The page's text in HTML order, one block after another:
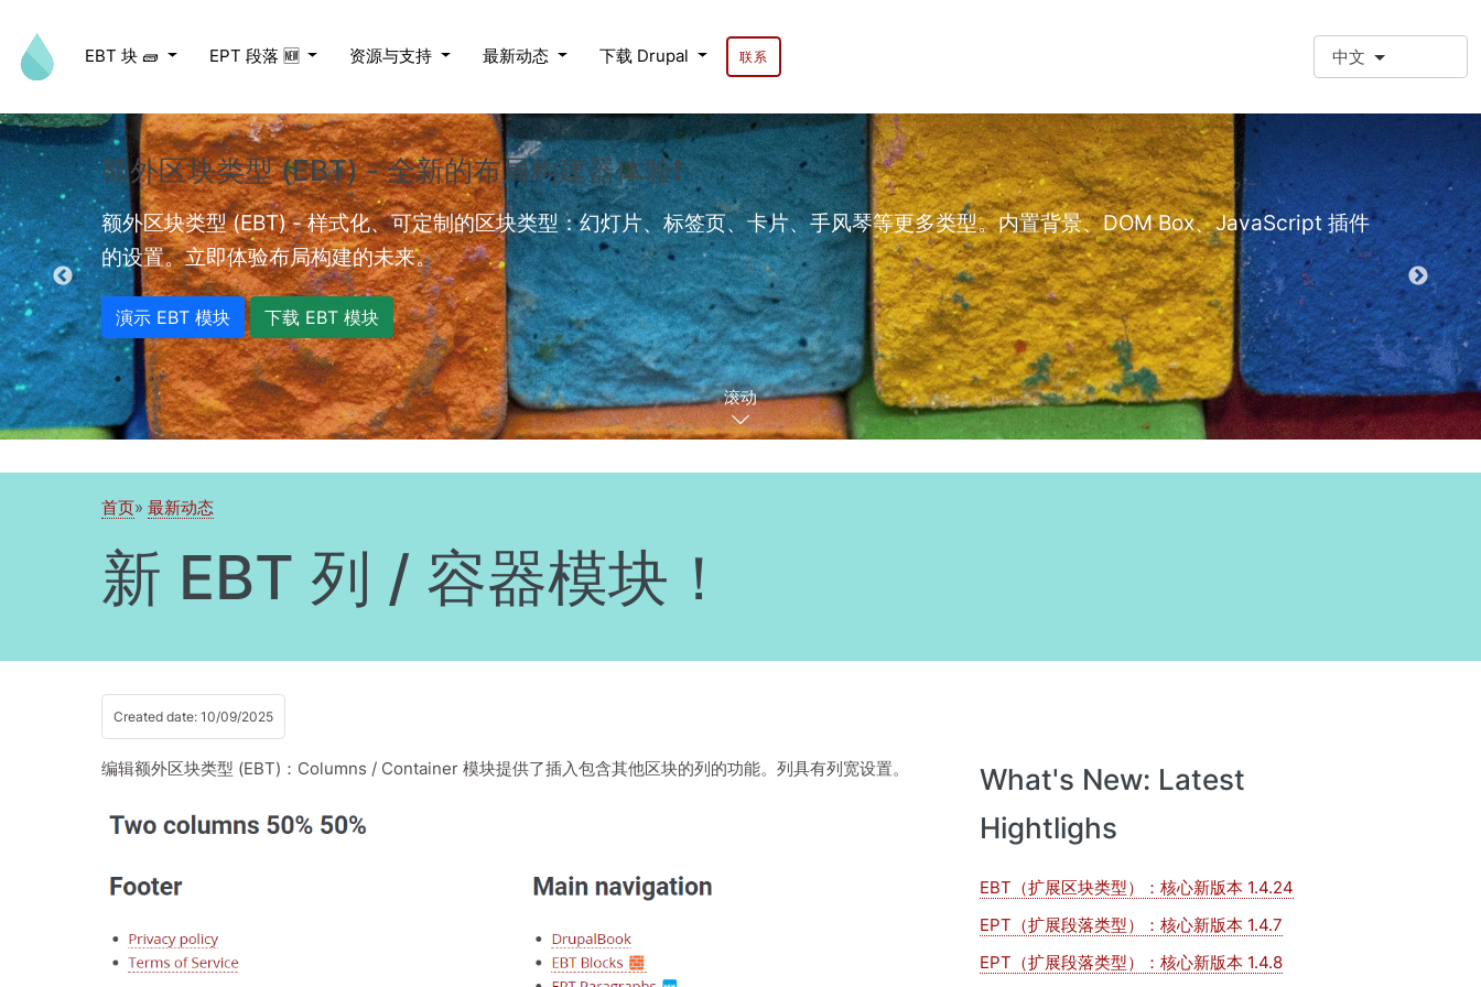
EBT 块 🧱 EPT 段落 🆕 资源与支持 最新动态 下载 Drupal 联系 中文
videos.
额外区块类型 (EBT) - 全新的布局构建器体验❗
额外区块类型 (EBT) - 样式化、可定制的区块类型：幻灯片、标签页、卡片、手风琴等更多类型。内置背景、DOM Box、JavaScript 插件
的设置。立即体验布局构建的未来。
演示 EBT 模块 下载 EBT 模块
❗额外
额外段落类
演示 EPT
滚动
首页 最新动态
新 EBT 列 / 容器模块！
Created date: 10/09/2025
编辑额外区块类型 (EBT)：Columns / Container 模块提供了插入包含其他区块的列的功能。列具有列宽设置。
What's New: Latest
Hightlighs
EBT（扩展区块类型）：核心新版本 1.4.24
EPT（扩展段落类型）：核心新版本 1.4.7
EPT（扩展段落类型）：核心新版本 1.4.8